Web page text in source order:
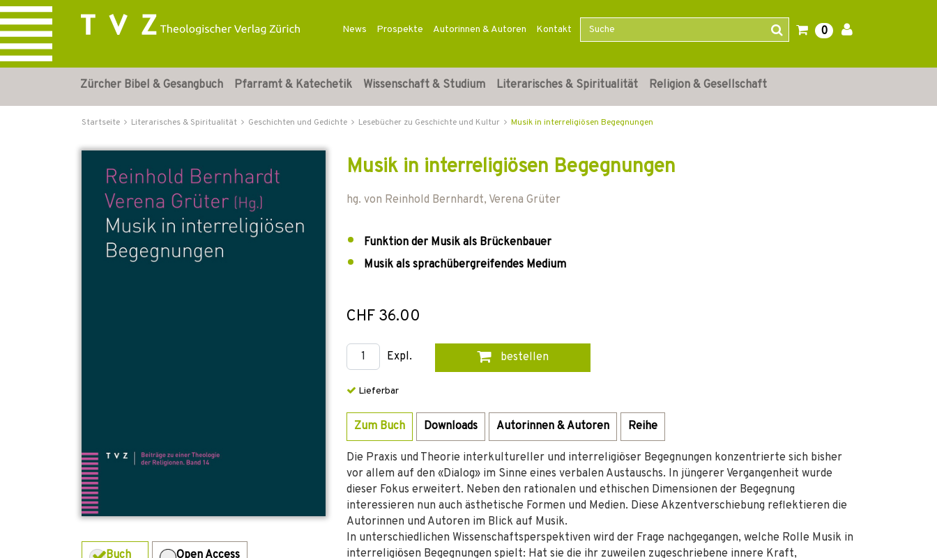
News Prospekte Autorinnen & Autoren Kontakt 0
Zürcher Bibel & Gesangbuch Pfarramt & Katechetik Wissenschaft & Studium Literarisches & Spiritualität Religion & Gesellschaft
Startseite Literarisches & Spiritualität Geschichten und Gedichte Lesebücher zu Geschichte und Kultur Musik in interreligiösen Begegnungen
Buch Open Access
Musik in interreligiösen Begegnungen
hg. von Reinhold Bernhardt, Verena Grüter
Funktion der Musik als Brückenbauer
Musik als sprachübergreifendes Medium
CHF 36.00
Expl. bestellen
Lieferbar
Zum Buch Downloads Autorinnen & Autoren Reihe
Die Praxis und Theorie interkultureller und interreligiöser Begegnungen konzentrierte sich bisher
vor allem auf den «Dialog» im Sinne eines verbalen Austauschs. In jüngerer Vergangenheit wurde
dieser Fokus erweitert. Neben den rationalen und ethischen Dimensionen der Begegnung
interessieren nun auch ästhetische Formen und Medien. Diese Akzentverschiebung reflektieren die
Autorinnen und Autoren im Blick auf Musik.
In unterschiedlichen Wissenschaftsperspektiven wird der Frage nachgegangen, welche Rolle Musik in
interreligiösen Begegnungen spielt: Hat sie die ihr zuweilen zugeschriebene innere Kraft,